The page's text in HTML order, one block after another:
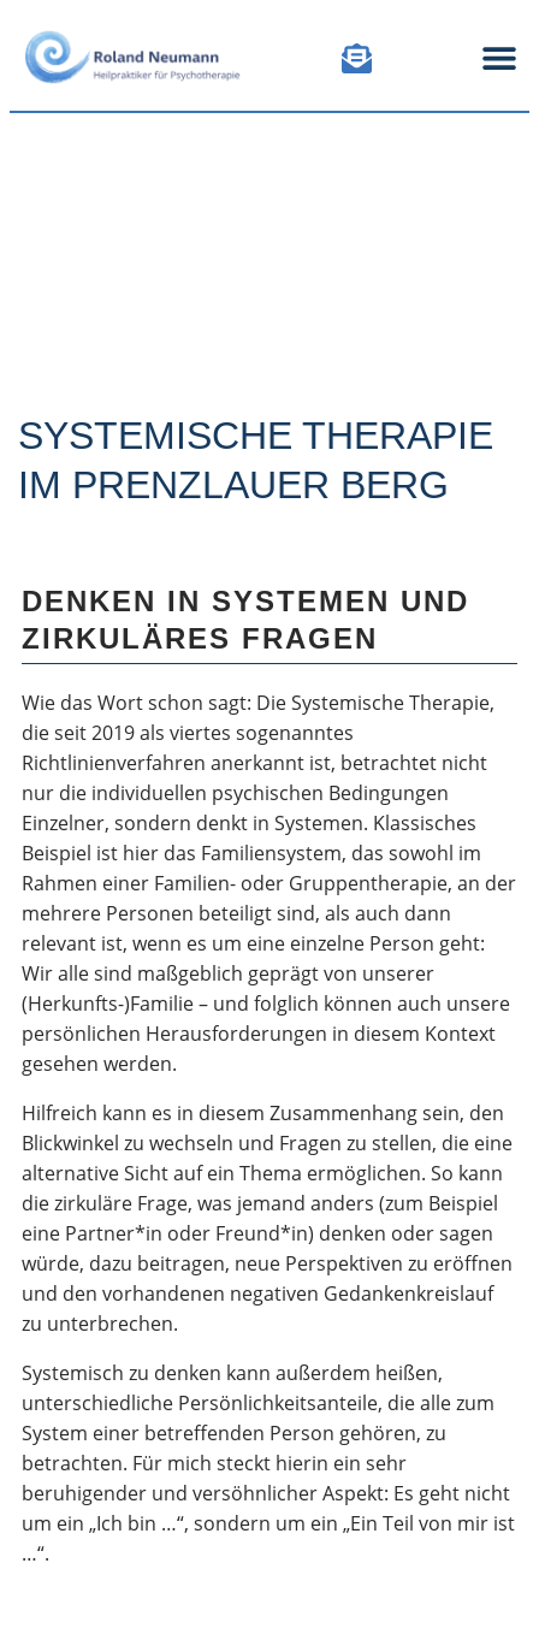
SYSTEMISCHE THERAPIE
IM PRENZLAUER BERG
DENKEN IN SYSTEMEN UND
ZIRKULÄRES FRAGEN
Wie das Wort schon sagt: Die Systemische Therapie,
die seit 2019 als viertes sogenanntes
Richtlinienverfahren anerkannt ist, betrachtet nicht
nur die individuellen psychischen Bedingungen
Einzelner, sondern denkt in Systemen. Klassisches
Beispiel ist hier das Familiensystem, das sowohl im
Rahmen einer Familien- oder Gruppentherapie, an der
mehrere Personen beteiligt sind, als auch dann
relevant ist, wenn es um eine einzelne Person geht:
Wir alle sind maßgeblich geprägt von unserer
(Herkunfts-)Familie – und folglich können auch unsere
persönlichen Herausforderungen in diesem Kontext
gesehen werden.
Hilfreich kann es in diesem Zusammenhang sein, den
Blickwinkel zu wechseln und Fragen zu stellen, die eine
alternative Sicht auf ein Thema ermöglichen. So kann
die zirkuläre Frage, was jemand anders (zum Beispiel
eine Partner*in oder Freund*in) denken oder sagen
würde, dazu beitragen, neue Perspektiven zu eröffnen
und den vorhandenen negativen Gedankenkreislauf
zu unterbrechen.
Systemisch zu denken kann außerdem heißen,
unterschiedliche Persönlichkeitsanteile, die alle zum
System einer betreffenden Person gehören, zu
betrachten. Für mich steckt hierin ein sehr
beruhigender und versöhnlicher Aspekt: Es geht nicht
um ein „Ich bin …“, sondern um ein „Ein Teil von mir ist
…“.